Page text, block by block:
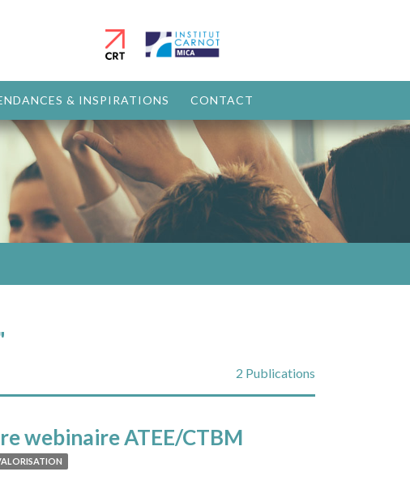
& INSPIRATIONS CONTACT
2 Publications
webinaire ATEE/CTBM